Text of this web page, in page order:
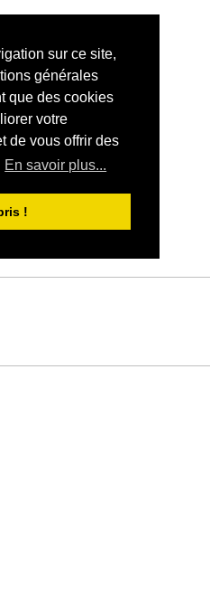
sur ce site,
générales
que des cookies
votre
de vous offrir des
En savoir plus...
!